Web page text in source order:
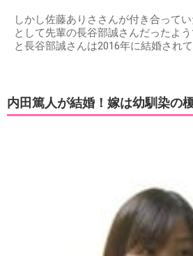
しかし佐藤ありささんが付き合って
として先輩の長谷部誠さんだったよ
と長谷部誠さんは2016年に結婚されて
内田篤人が結婚！嫁は幼馴染の